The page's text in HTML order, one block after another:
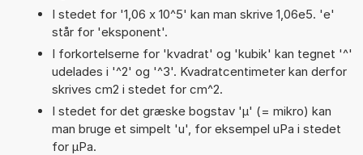
I stedet for '1,06 x 10^5' kan man skrive 1,06e5. 'e'
står for 'eksponent'.
I forkortelserne for 'kvadrat' og 'kubik' kan tegnet '^'
udelades i '^2' og '^3'. Kvadratcentimeter kan derfor
skrives cm2 i stedet for cm^2.
I stedet for det græske bogstav 'µ' (= mikro) kan
man bruge et simpelt 'u', for eksempel uPa i stedet
for µPa.